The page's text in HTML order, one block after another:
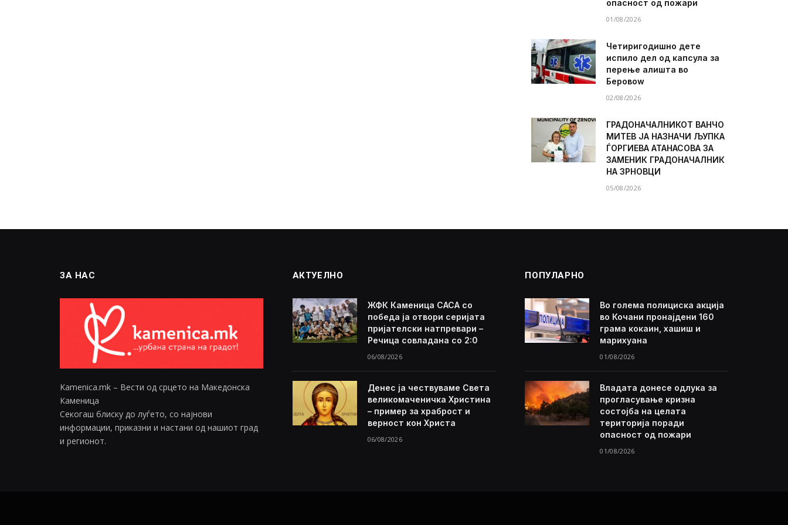
опасност од пожари
01/08/2026
Четиригодишно дете
испило дел од капсула за
перење алишта во
Беровоw
02/08/2026
ГРАДОНАЧАЛНИКОТ ВАНЧО
МИТЕВ ЈА НАЗНАЧИ ЉУПКА
ЃОРГИЕВА АТАНАСОВА ЗА
ЗАМЕНИК ГРАДОНАЧАЛНИК
НА ЗРНОВЦИ
05/08/2026
ЗА НАС
Kamenica.mk – Вести од срцето на Македонска
Каменица
Секогаш блиску до луѓето, со најнови
информации, приказни и настани од нашиот град
и регионот.
АКТУЕЛНО
ЖФК Каменица САСА со
победа ја отвори серијата
пријателски натпревари –
Речица совладана со 2:0
06/08/2026
Денес ја чествуваме Света
великомаченичка Христина
– пример за храброст и
верност кон Христа
06/08/2026
ПОПУЛАРНО
Во голема полициска акција
во Кочани пронајдени 160
грама кокаин, хашиш и
марихуана
01/08/2026
Владата донесе одлука за
прогласување кризна
состојба на целата
територија поради
опасност од пожари
01/08/2026